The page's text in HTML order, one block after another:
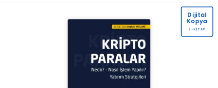
Dijital
Kopya
E-KİTAP